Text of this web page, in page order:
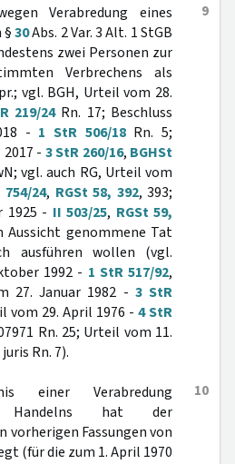
9
Verabredung eines
§30Abs. 2 Var. 3 Alt. 1 StGB
zwei Personen zur
Verbrechens als
vgl. BGH, Urteil vom 28.
219/24Rn. 17; Beschluss
- 1 StR 506/18Rn. 5;
- 3 StR 260/16, BGHSt
vgl. auch RG, Urteil vom
754/24, RGSt 58, 392, 393;
1925 - II 503/25, RGSt 59,
Aussicht genommene Tat
ausführen wollen (vgl.
1992 - 1 StR 517/92,
27. Januar 1982 - 3 StR
vom 29. April 1976 - 4 StR
Rn. 25; Urteil vom 11.
juris Rn. 7).
10
einer Verabredung
Handelns hat der
vorherigen Fassungen von
(für die zum 1. April 1970